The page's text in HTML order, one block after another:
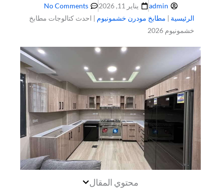
admin يناير 11, 2026
No Comments
الرئيسية | مطابخ مودرن خشمونيوم | احدث كتالوجات مطابخ
خشمونيوم 2026
محتوي المقال